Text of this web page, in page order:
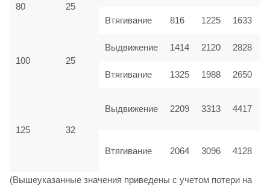
80 25
Втягивание 816 1225 1633
100 25
Выдвижение 1414 2120 2828
Втягивание 1325 1988 2650
125 32
Выдвижение 2209 3313 4417
Втягивание 2064 3096 4128
(Вышеуказанные значения приведены с учетом потери на